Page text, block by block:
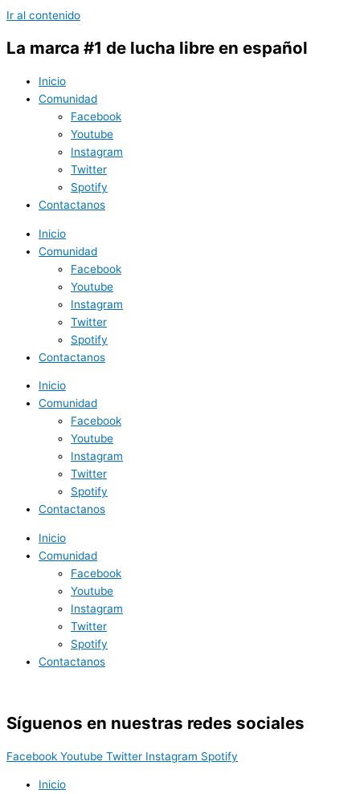
Ir al contenido
La marca #1 de lucha libre en español
Inicio
Comunidad
Facebook
Youtube
Instagram
Twitter
Spotify
Contactanos
Inicio
Comunidad
Facebook
Youtube
Instagram
Twitter
Spotify
Contactanos
Inicio
Comunidad
Facebook
Youtube
Instagram
Twitter
Spotify
Contactanos
Inicio
Comunidad
Facebook
Youtube
Instagram
Twitter
Spotify
Contactanos
Síguenos en nuestras redes sociales
Facebook Youtube Twitter Instagram Spotify
Inicio